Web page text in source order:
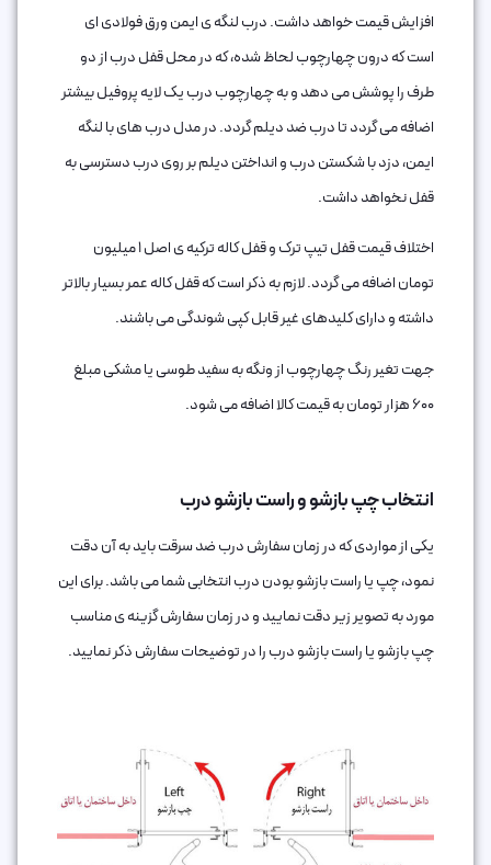
افزایش قیمت خواهد داشت. درب لنگه ی ایمن ورق فولادی ای
است که درون چهارچوب لحاظ شده، که در محل قفل درب از دو
طرف را پوشش می دهد و به چهارچوب درب یک لایه پروفیل بیشتر
اضافه می گردد تا درب ضد دیلم گردد. در مدل درب های با لنگه
ایمن، دزد با شکستن درب و انداختن دیلم بر روی درب دسترسی به
قفل نخواهد داشت.
اختلاف قیمت قفل تیپ ترک و قفل کاله ترکیه ی اصل 1 میلیون
تومان اضافه می گردد. لازم به ذکر است که قفل کاله عمر بسیار بالاتر
داشته و دارای کلیدهای غیر قابل کپی شوندگی می باشند.
جهت تغیر رنگ چهارچوب از ونگه به سفید طوسی یا مشکی مبلغ
600 هزار تومان به قیمت کالا اضافه می شود.
انتخاب چپ بازشو و راست بازشو درب
یکی از مواردی که در زمان سفارش درب ضد سرقت باید به آن دقت
نمود، چپ یا راست بازشو بودن درب انتخابی شما می باشد. برای این
مورد به تصویر زیر دقت نمایید و در زمان سفارش گزینه ی مناسب
چپ بازشو یا راست بازشو درب را در توضیحات سفارش ذکر نمایید.